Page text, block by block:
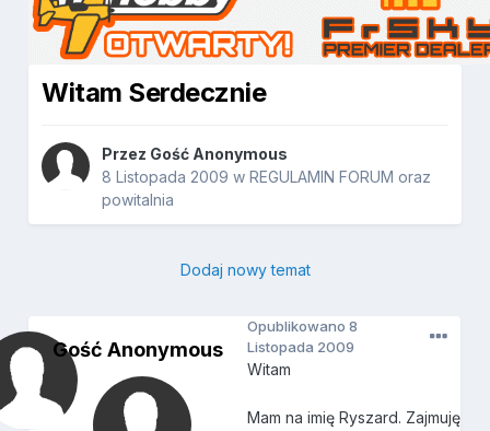
Witam Serdecznie
Przez Gość Anonymous
8 Listopada 2009 wREGULAMIN FORUM oraz
powitalnia
Dodaj nowy temat
Gość Anonymous
Opublikowano8
Listopada 2009
Witam
Mam na imię Ryszard. Zajmuję